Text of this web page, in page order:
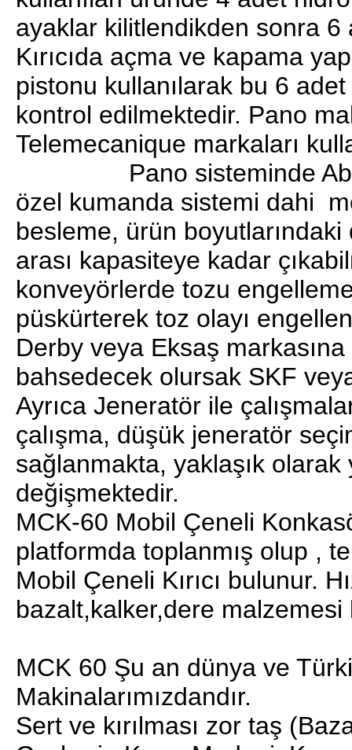
ayaklar kilitlendikden sonra
Kırıcıda açma ve kapama
pistonu kullanılarak bu 6
kontrol edilmektedir. Pano
Telemecanique markaları
Pano sisteminde Abb
özel kumanda sistemi dahi
besleme, ürün
arası kapasiteye kadar
konveyörlerde tozu
püskürterek toz olayı
Derby veya Eksaş
bahsedecek olursak SKF
Ayrıca Jeneratör ile
çalışma, düşük jeneratör
sağlanmakta, yaklaşık olarak
değişmektedir.
MCK-60 Mobil Çeneli
platformda toplanmış olup ,
Mobil Çeneli Kırıcı bulunur.
bazalt,kalker,dere malzemesi
MCK 60 Şu an dünya ve
Makinalarımızdandır.
Sert ve kırılması zor taş